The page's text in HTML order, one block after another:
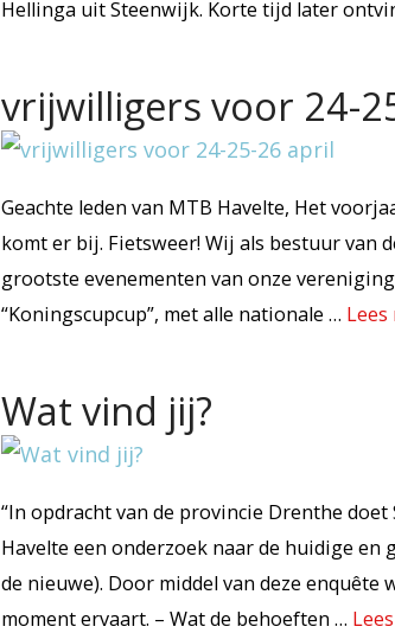
Hellinga uit Steenwijk. Korte tijd later
vrijwilligers voor 24-
Geachte leden van MTB Havelte, Het
komt er bij. Fietsweer! Wij als bestuur van
grootste evenementen van onze
“Koningscupcup”, met alle nationale … Lees
Wat vind jij?
“In opdracht van de provincie Drenthe
Havelte een onderzoek naar de huidige en
de nieuwe). Door middel van deze
moment ervaart. – Wat de behoeften …